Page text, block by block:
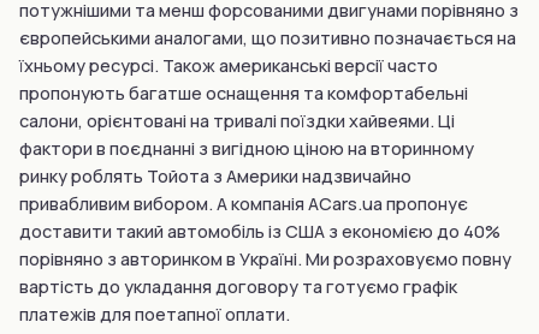
потужнішими та менш форсованими двигунами порівняно з
європейськими аналогами, що позитивно позначається на
їхньому ресурсі. Також американські версії часто
пропонують багатше оснащення та комфортабельні
салони, орієнтовані на тривалі поїздки хайвеями. Ці
фактори в поєднанні з вигідною ціною на вторинному
ринку роблять Тойота з Америки надзвичайно
привабливим вибором. А компанія ACars.ua пропонує
доставити такий автомобіль із США з економією до 40%
порівняно з авторинком в Україні. Ми розраховуємо повну
вартість до укладання договору та готуємо графік
платежів для поетапної оплати.